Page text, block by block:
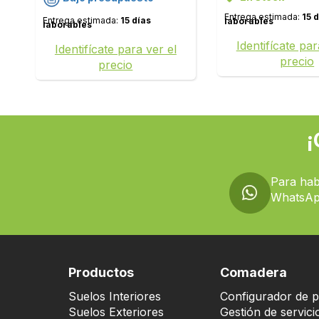
Entrega estimada: 15 días
laborables
Identifícate para ver el
precio
Entrega estimada: 15
laborables
Identifícate
precio
Para
Productos
Suelos Interiores
Suelos Exteriores
Comadera
Configurador de
Gestión de